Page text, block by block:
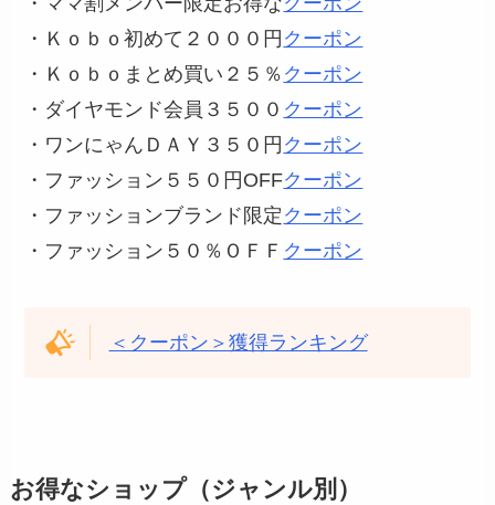
・Ｋｏｂｏ初めて２０００円 クーポン
・Ｋｏｂｏまとめ買い２５％ クーポン
・ダイヤモンド会員３５００ クーポン
・ワンにゃんＤＡＹ３５０円 クーポン
・ファッション５５０円OFFクーポン
・ファッションブランド限定 クーポン
・ファッション５０％ＯＦＦ クーポン
＜クーポン＞獲得ランキング
お得なショップ（ジャンル別）